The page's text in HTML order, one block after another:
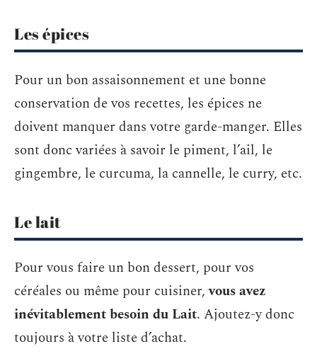
Les épices
Pour un bon assaisonnement et une bonne
conservation de vos recettes, les épices ne
doivent manquer dans votre garde-manger. Elles
sont donc variées à savoir le piment, l’ail, le
gingembre, le curcuma, la cannelle, le curry, etc.
Le lait
Pour vous faire un bon dessert, pour vos
céréales ou même pour cuisiner,vous avez
inévitablement besoin du Lait. Ajoutez-y donc
toujours à votre liste d’achat.